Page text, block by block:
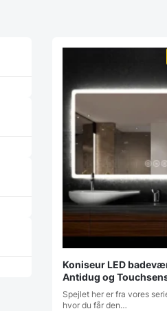
Koniseur LED
Antidug og
Spejlet her er fra vores
hvor du får den…